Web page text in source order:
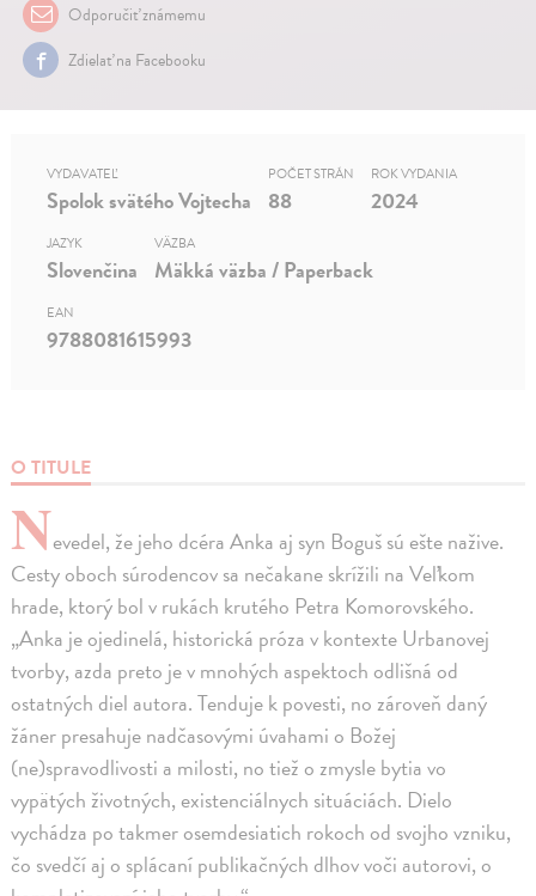
Odporučiť známemu
Zdielať na Facebooku
O TITULE
Nevedel, že jeho dcéra Anka aj syn Boguš sú ešte nažive.
Cesty oboch súrodencov sa nečakane skrížili na Veľkom
hrade, ktorý bol v rukách krutého Petra Komorovského.
„Anka je ojedinelá, historická próza v kontexte Urbanovej
tvorby, azda preto je v mnohých aspektoch odlišná od
ostatných diel autora. Tenduje k povesti, no zároveň daný
žáner presahuje nadčasovými úvahami o Božej
(ne)spravodlivosti a milosti, no tiež o zmysle bytia vo
vypätých životných, existenciálnych situáciách. Dielo
vychádza po takmer osemdesiatich rokoch od svojho vzniku,
čo svedčí aj o splácaní publikačných dlhov voči autorovi, o
VYDAVATEĽ
Spolok svätého Vojtecha
POČET STRÁN
88
ROK VYDANIA
2024
JAZYK
Slovenčina
VÄZBA
Mäkká väzba / Paperback
EAN
9788081615993